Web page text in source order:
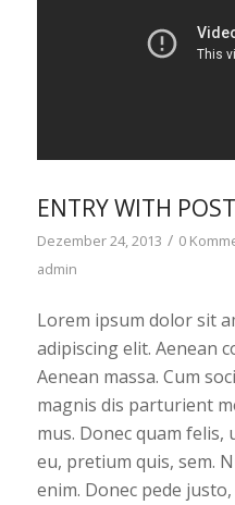
ENTRY WITH
Dezember 24, 2013 / 0
admin
Lorem ipsum dolor sit
adipiscing elit. Aenean
Aenean massa. Cum
magnis dis parturient
mus. Donec quam felis,
eu, pretium quis, sem.
enim. Donec pede